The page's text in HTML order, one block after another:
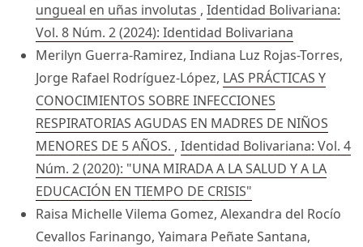
ungueal en uñas involutas , Identidad Bolivariana:
Vol. 8 Núm. 2 (2024): Identidad Bolivariana
Merilyn Guerra-Ramirez, Indiana Luz Rojas-Torres,
Jorge Rafael Rodríguez-López, LAS PRÁCTICAS Y
CONOCIMIENTOS SOBRE INFECCIONES
RESPIRATORIAS AGUDAS EN MADRES DE NIÑOS
MENORES DE 5 AÑOS. , Identidad Bolivariana: Vol. 4
Núm. 2 (2020): "UNA MIRADA A LA SALUD Y A LA
EDUCACIÓN EN TIEMPO DE CRISIS"
Raisa Michelle Vilema Gomez, Alexandra del Rocío
Cevallos Farinango, Yaimara Peñate Santana,